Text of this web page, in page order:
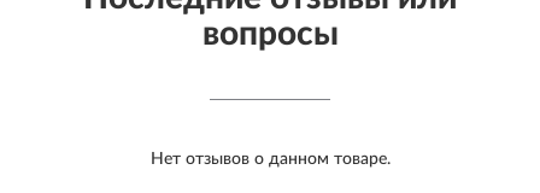
вопросы
Нет отзывов о данном товаре.